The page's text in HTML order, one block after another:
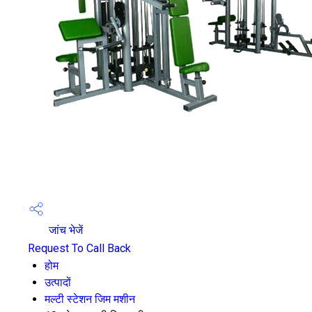
जांच भेजें
Request To Call Back
होम
उत्पादों
मल्टी स्टेशन जिम मशीन